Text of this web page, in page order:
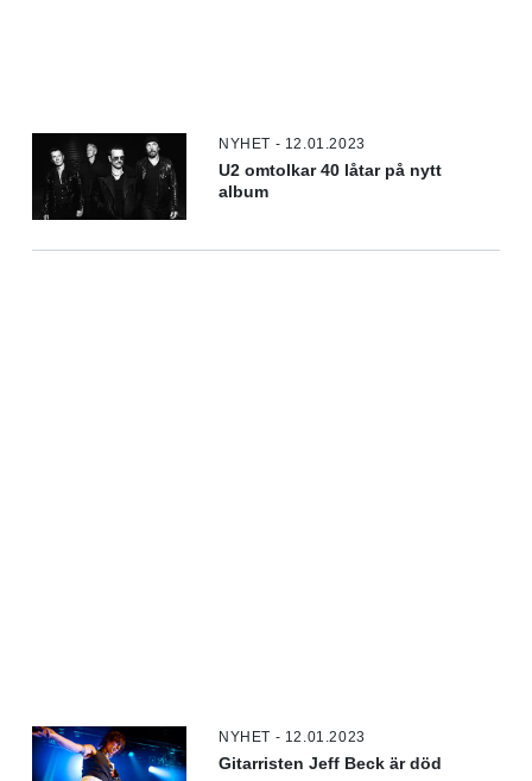
NYHET - 12.01.2023
U2 omtolkar 40 låtar på nytt
album
NYHET - 12.01.2023
Gitarristen Jeff Beck är död